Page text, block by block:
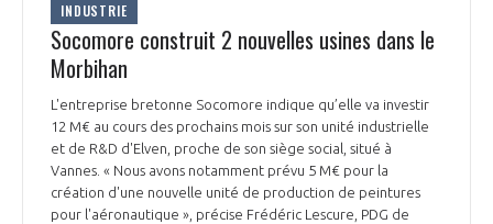
INDUSTRIE
Socomore construit 2 nouvelles usines dans le
Morbihan
L'entreprise bretonne Socomore indique qu’elle va investir
12 M€ au cours des prochains mois sur son unité industrielle
et de R&D d'Elven, proche de son siège social, situé à
Vannes. « Nous avons notamment prévu 5 M€ pour la
création d'une nouvelle unité de production de peintures
pour l'aéronautique », précise Frédéric Lescure, PDG de